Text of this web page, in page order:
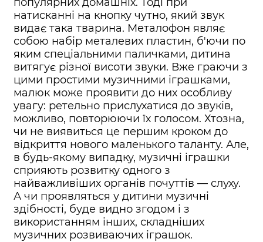
натисканні на кнопку чутно, який звук
видає така тварина. Металофон являє
собою набір металевих пластин, б'ючи по
яким спеціальними паличками, дитина
витягує різної висоти звуки. Вже граючи з
цими простими музичними іграшками,
малюк може проявити до них особливу
увагу: ретельно прислухатися до звуків,
можливо, повторюючи їх голосом. Хтозна,
чи не виявиться це першим кроком до
відкриття нового маленького таланту. Але,
в будь-якому випадку, музичні іграшки
сприяють розвитку одного з
найважливіших органів почуттів — слуху.
А чи проявляться у дитини музичні
здібності, буде видно згодом і з
використанням інших, складніших
музичних розвиваючих іграшок.